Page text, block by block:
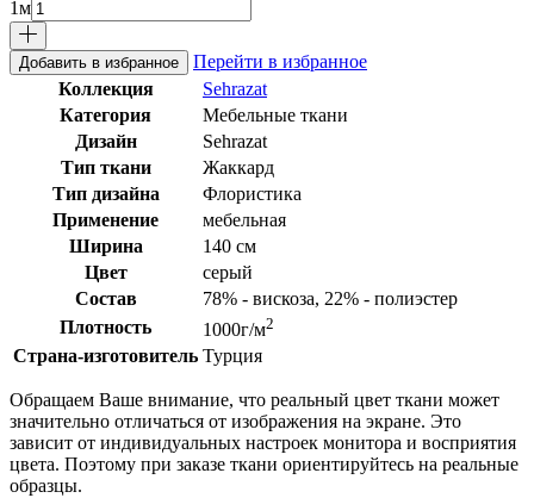
1м
Добавить в избранное
Перейти в избранное
Коллекция
Sehrazat
Категория
Мебельные ткани
Дизайн
Sehrazat
Тип ткани
Жаккард
Тип дизайна
Флористика
Применение
мебельная
Ширина
140 см
Цвет
серый
Состав
78% - вискоза, 22% - полиэстер
Плотность
1000г/м2
Страна-изготовитель Турция
Обращаем Ваше внимание, что реальный цвет ткани может
значительно отличаться от изображения на экране. Это
зависит от индивидуальных настроек монитора и восприятия
цвета. Поэтому при заказе ткани ориентируйтесь на реальные
образцы.